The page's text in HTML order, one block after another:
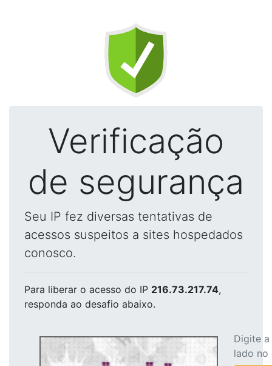
Verificação
de segurança
Seu IP fez diversas tentativas de
acessos suspeitos a sites hospedados
conosco.
Para liberar o acesso do IP 216.73.217.74,
responda ao desafio abaixo.
Digite
lado no